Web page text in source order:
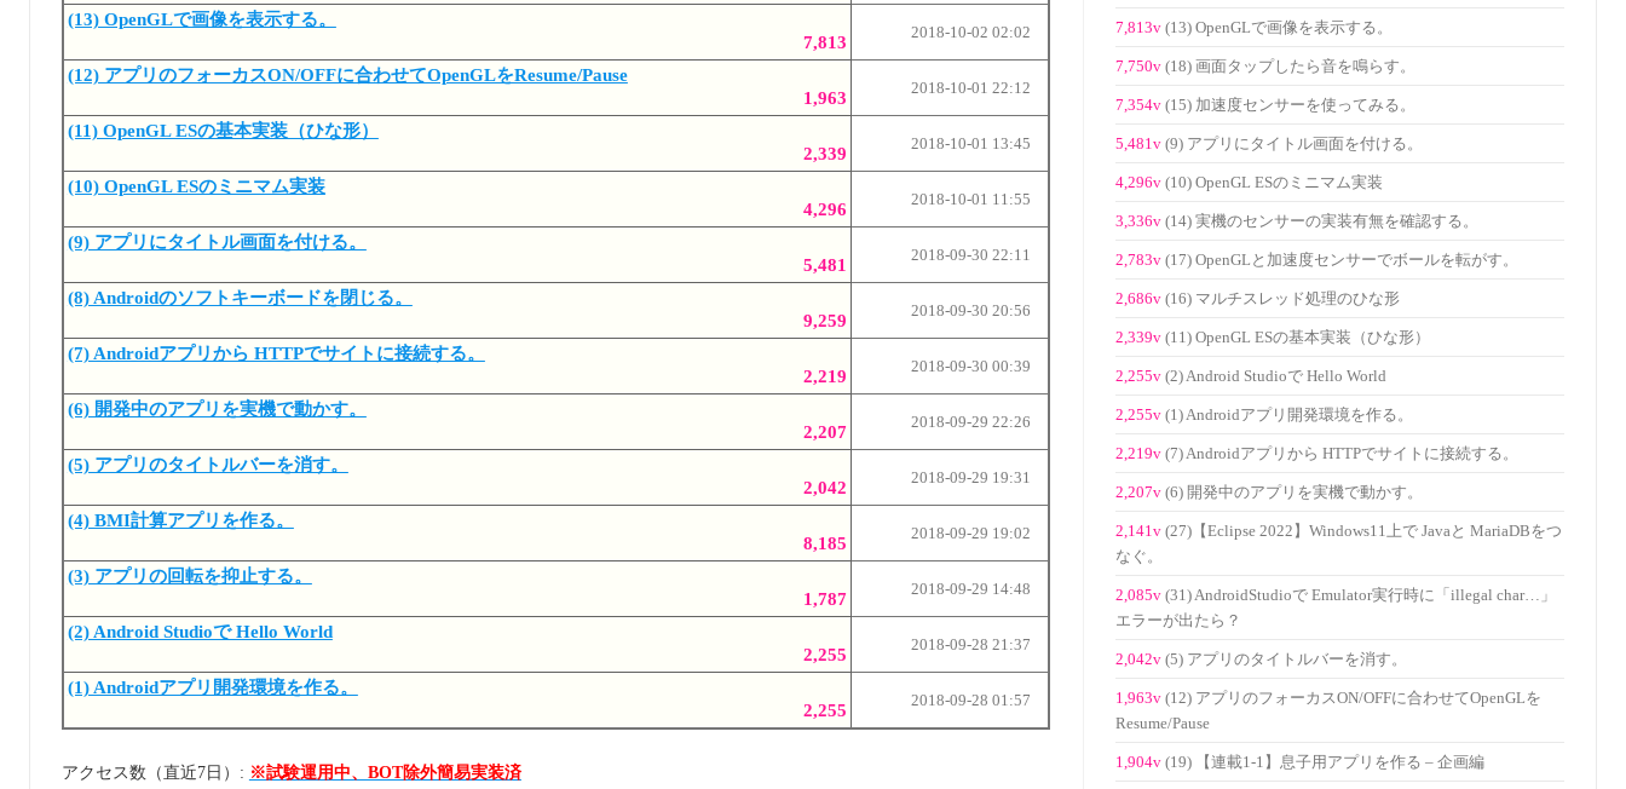
(13) OpenGLで画像を表示する。
7,813
2018-10-02 02:02
(12) アプリのフォーカスON/OFFに合わせてOpenGLをResume/Pause
1,963
2018-10-01 22:12
(11) OpenGL ESの基本実装（ひな形）
2,339
2018-10-01 13:45
(10) OpenGL ESのミニマム実装
4,296
2018-10-01 11:55
(9) アプリにタイトル画面を付ける。
5,481
2018-09-30 22:11
(8) Androidのソフトキーボードを閉じる。
9,259
2018-09-30 20:56
(7) Androidアプリから HTTPでサイトに接続する。
2,219
2018-09-30 00:39
(6) 開発中のアプリを実機で動かす。
2,207
2018-09-29 22:26
(5) アプリのタイトルバーを消す。
2,042
2018-09-29 19:31
(4) BMI計算アプリを作る。
8,185
2018-09-29 19:02
(3) アプリの回転を抑止する。
1,787
2018-09-29 14:48
(2) Android Studioで Hello World
2,255
2018-09-28 21:37
(1) Androidアプリ開発環境を作る。
2,255
2018-09-28 01:57
アクセス数（直近7日）: ※試験運用中、BOT除外簡易実装済
7,813v (13) OpenGLで画像を表示する。
7,750v (18) 画面タップしたら音を鳴らす。
7,354v (15) 加速度センサーを使ってみる。
5,481v (9) アプリにタイトル画面を付ける。
4,296v (10) OpenGL ESのミニマム実装
3,336v (14) 実機のセンサーの実装有無を確認する。
2,783v (17) OpenGLと加速度センサーでボールを転がす。
2,686v (16) マルチスレッド処理のひな形
2,339v (11) OpenGL ESの基本実装（ひな形）
2,255v (2) Android Studioで Hello World
2,255v (1) Androidアプリ開発環境を作る。
2,219v (7) Androidアプリから HTTPでサイトに接続する。
2,207v (6) 開発中のアプリを実機で動かす。
2,141v (27)【Eclipse 2022】Windows11上で Javaと MariaDBをつ
なぐ。
2,085v (31) AndroidStudioで Emulator実行時に「illegal char…」
エラーが出たら？
2,042v (5) アプリのタイトルバーを消す。
1,963v (12) アプリのフォーカスON/OFFに合わせてOpenGLを
Resume/Pause
1,904v (19) 【連載1-1】息子用アプリを作る – 企画編